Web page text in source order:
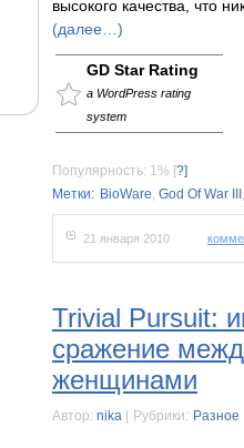
высокого качества, что
(далее…)
GD Star Rating
a WordPress rating
system
Популярность: 1% [?]
Метки: BioWare, God Of War III
21 января 2010
Trivial Pursuit:
сражение
женщинами
Автор: nika Рубрики: Разное